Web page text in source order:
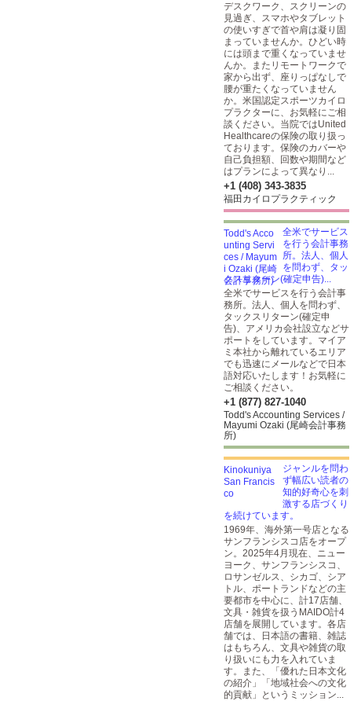
デスクワーク、スクリーンの
見過ぎ、スマホやタブレット
の使いすぎで首や肩は凝り固
まっていませんか。ひどい時
には頭まで重くなっていませ
んか。またリモートワークで
家から出ず、座りっぱなしで
腰が重たくなっていません
か。米国認定スポーツカイロ
プラクターに、お気軽にご相
談ください。当院ではUnited
Healthcareの保険の取り扱っ
ております。保険のカバーや
自己負担額、回数や期間など
はプランによって異なり...
+1 (408) 343-3835
福田カイロプラクティック
全米でサービス
を行う会計事務
所。法人、個人
を問わず、タッ
クスリターン(確定申告)...
全米でサービスを行う会計事
務所。法人、個人を問わず、
タックスリターン(確定申
告)、アメリカ会社設立などサ
ポートをしています。マイア
ミ本社から離れているエリア
でも迅速にメールなどで日本
語対応いたします！お気軽に
ご相談ください。
+1 (877) 827-1040
Todd's Accounting Services /
Mayumi Ozaki (尾崎会計事務
所)
ジャンルを問わ
ず幅広い読者の
知的好奇心を刺
激する店づくり
を続けています。
1969年、海外第一号店となる
サンフランシスコ店をオープ
ン。2025年4月現在、ニュー
ヨーク、サンフランシスコ、
ロサンゼルス、シカゴ、シア
トル、ポートランドなどの主
要都市を中心に、計17店舗、
文具・雑貨を扱うMAIDO計4
店舗を展開しています。各店
舗では、日本語の書籍、雑誌
はもちろん、文具や雑貨の取
り扱いにも力を入れていま
す。また、「優れた日本文化
の紹介」「地域社会への文化
的貢献」というミッション...